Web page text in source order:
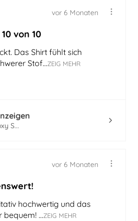
vor 6 Monaten
von 10
Das Shirt fühlt sich
Stof...ZEIG MEHR
S...
vor 6 Monaten
hochwertig und das
bequem! ...ZEIG MEHR